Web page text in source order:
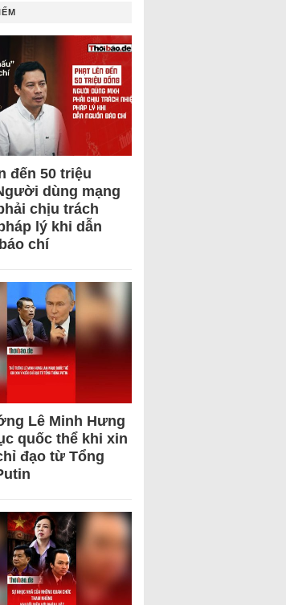
đến 50 triệu
dùng mạng
chịu trách
lý khi dẫn
chí
Lê Minh Hưng
quốc thể khi xin
đạo từ Tổng